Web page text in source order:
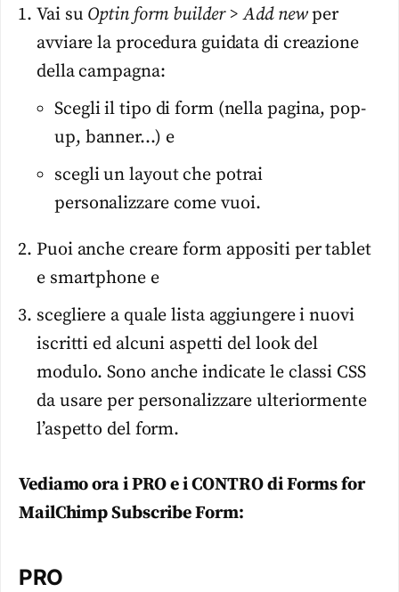
Vai su Optin form builder > Add newper
avviare la procedura guidata di creazione
della campagna:
Scegli il tipo di form (nella pagina, pop-
up, banner…) e
scegli un layout che potrai
personalizzare come vuoi.
Puoi anche creare form appositi per tablet
e smartphone e
scegliere a quale lista aggiungere i nuovi
iscritti ed alcuni aspetti del look del
modulo. Sono anche indicate le classi CSS
da usare per personalizzare ulteriormente
l’aspetto del form.
Vediamo ora i PRO e i CONTRO di Forms for
MailChimp Subscribe Form:
PRO